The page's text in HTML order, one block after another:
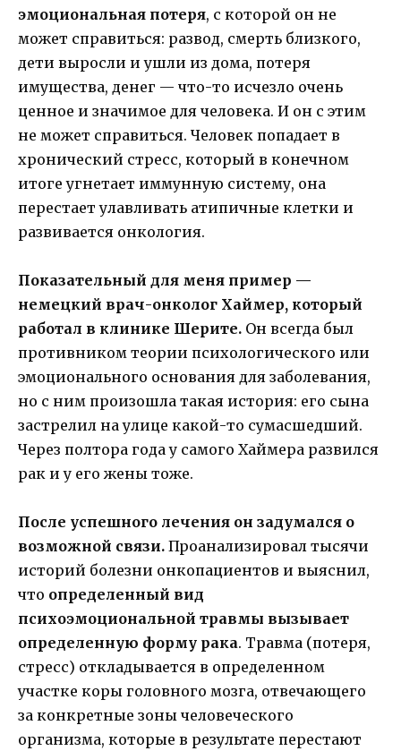
эмоциональная потеря, с которой он не
может справиться: развод, смерть близкого,
дети выросли и ушли из дома, потеря
имущества, денег — что-то исчезло очень
ценное и значимое для человека. И он с этим
не может справиться. Человек попадает в
хронический стресс, который в конечном
итоге угнетает иммунную систему, она
перестает улавливать атипичные клетки и
развивается онкология.
Показательный для меня пример —
немецкий врач-онколог Хаймер, который
работал в клинике Шерите. Он всегда был
противником теории психологического или
эмоционального основания для заболевания,
но с ним произошла такая история: его сына
застрелил на улице какой-то сумасшедший.
Через полтора года у самого Хаймера развился
рак и у его жены тоже.
После успешного лечения он задумался о
возможной связи. Проанализировал тысячи
историй болезни онкопациентов и выяснил,
что определенный вид
психоэмоциональной травмы вызывает
определенную форму рака. Травма (потеря,
стресс) откладывается в определенном
участке коры головного мозга, отвечающего
за конкретные зоны человеческого
организма, которые в результате перестают